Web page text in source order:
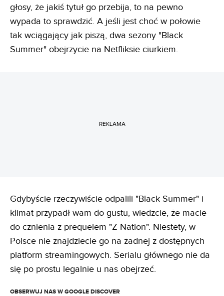
głosy, że jakiś tytuł go przebija, to na pewno
wypada to sprawdzić. A jeśli jest choć w połowie
tak wciągający jak piszą, dwa sezony "Black
Summer" obejrzycie na Netfliksie ciurkiem.
REKLAMA
Gdybyście rzeczywiście odpalili "Black Summer" i
klimat przypadł wam do gustu, wiedzcie, że macie
do cznienia z prequelem "Z Nation". Niestety, w
Polsce nie znajdziecie go na żadnej z dostępnych
platform streamingowych. Serialu głównego nie da
się po prostu legalnie u nas obejrzeć.
OBSERWUJ NAS W GOOGLE DISCOVER